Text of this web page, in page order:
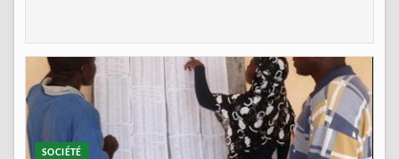
SOCIÉTÉ